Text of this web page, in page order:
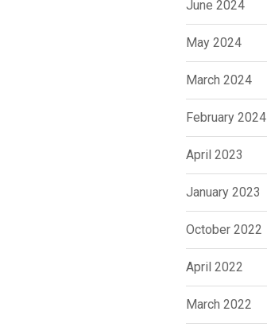
June 2024
May 2024
March 2024
February 2024
April 2023
January 2023
October 2022
April 2022
March 2022